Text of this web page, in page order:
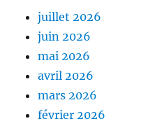
juillet 2026
juin 2026
mai 2026
avril 2026
mars 2026
février 2026